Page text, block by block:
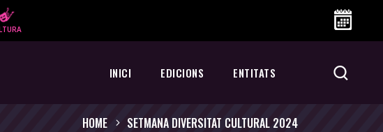
INICI EDICIONS ENTITATS
HOME SETMANA DIVERSITAT CULTURAL 2024